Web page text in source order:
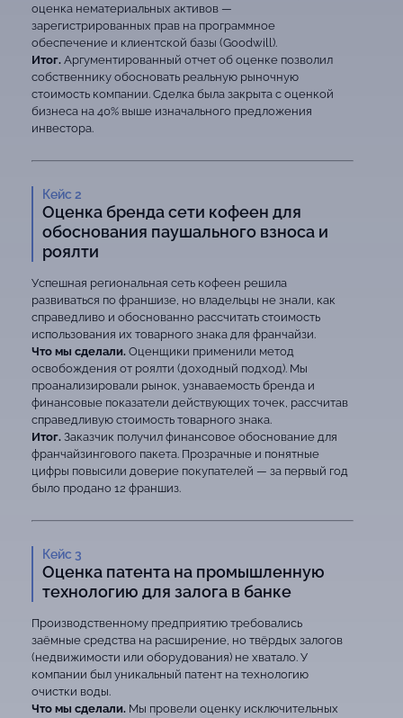
оценка нематериальных активов —
зарегистрированных прав на программное
обеспечение и клиентской базы (Goodwill).
Итог.Аргументированный отчет об оценке позволил
собственнику обосновать реальную рыночную
стоимость компании. Сделка была закрыта с оценкой
бизнеса на 40% выше изначального предложения
инвестора.
Кейс 2
Оценка бренда сети кофеен для
обоснования паушального взноса и
роялти
Успешная региональная сеть кофеен решила
развиваться по франшизе, но владельцы не знали, как
справедливо и обоснованно рассчитать стоимость
использования их товарного знака для франчайзи.
Что мы сделали.Оценщики применили метод
освобождения от роялти (доходный подход). Мы
проанализировали рынок, узнаваемость бренда и
финансовые показатели действующих точек, рассчитав
справедливую стоимость товарного знака.
Итог.Заказчик получил финансовое обоснование для
франчайзингового пакета. Прозрачные и понятные
цифры повысили доверие покупателей — за первый год
было продано 12 франшиз.
Кейс 3
Оценка патента на промышленную
технологию для залога в банке
Производственному предприятию требовались
заёмные средства на расширение, но твёрдых залогов
(недвижимости или оборудования) не хватало. У
компании был уникальный патент на технологию
очистки воды.
Что мы сделали.Мы провели оценку исключительных